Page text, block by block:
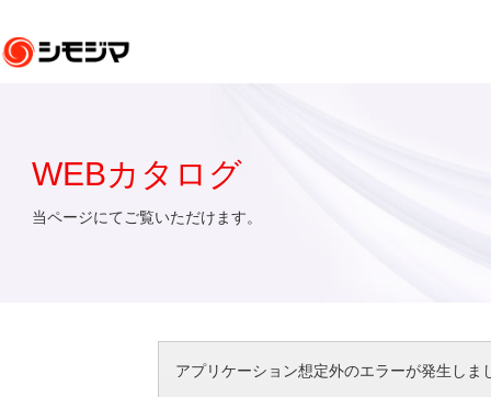
WEBカタログ
当ページにてご覧いただけます。
アプリケーション想定外のエラーが発生し